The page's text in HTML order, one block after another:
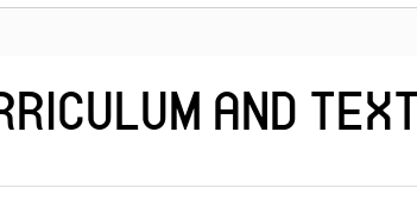
AND